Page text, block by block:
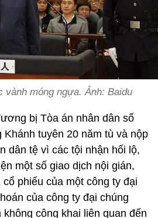
móng ngựa. Ảnh: Baidu
bị Tòa án nhân dân số
Khánh tuyên 20 năm tù và nộp
dân tệ vì các tội nhận hối lộ,
một số giao dịch nội gián,
phiếu của một công ty đại
của công ty đại chúng
công khai liên quan đến